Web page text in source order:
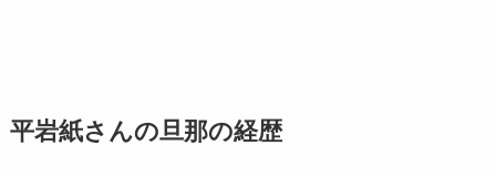
平岩紙さんの旦那の経歴